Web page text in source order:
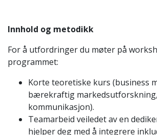
Innhold og metodikk
For å utfordringer du møter på
programmet:
Korte teoretiske kurs (business
bærekraftig
kommunikasjon).
Teamarbeid veiledet av en
hjelper deg med å integrere